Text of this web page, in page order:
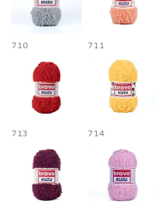
710 711
713 714